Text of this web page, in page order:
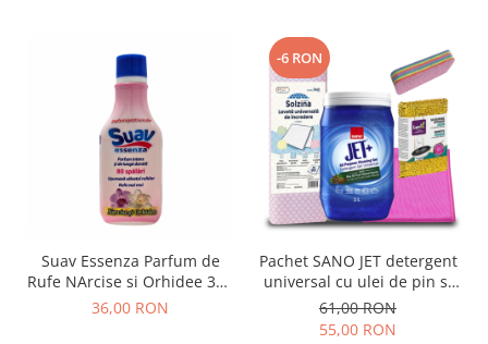
Suav Essenza Parfum de
Rufe NArcise si Orhidee 300
ml
36,00 RON
-6 RON
Pachet SANO JET detergent
universal cu ulei de pin si
accesorii de curatenie
61,00 RON
55,00 RON